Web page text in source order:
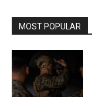
MOST POPULAR